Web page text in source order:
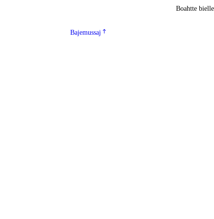
Boahtte bielle
Bajemussaj